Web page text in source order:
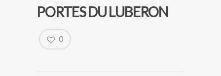
PORTES DU LUBERON
0